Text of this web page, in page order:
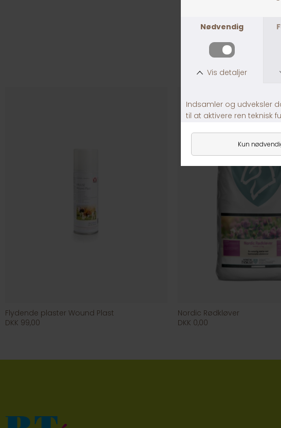
Flydende plaster Wound Plast
DKK 99,00
Nordic Rødkløver
DKK 0,00